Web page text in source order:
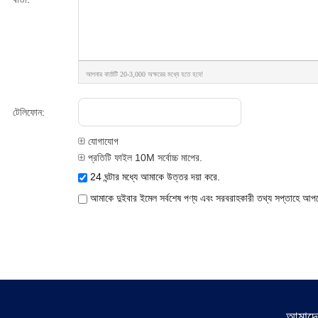
আপনার বার্তাটি 20-3,000 অক্ষরের মধ্যে হতে হবে!
টেলিফোন:
যোগাযোগ
প্রতিটি ফাইল 10M সর্বোচ্চ মাপের.
24 ঘন্টার মধ্যে আমাকে উত্তর দয়া করে.
আমাকে দুইবার ইমেল সর্বশেষ পণ্য এবং সরবরাহকারী তথ্য সপ্তাহে